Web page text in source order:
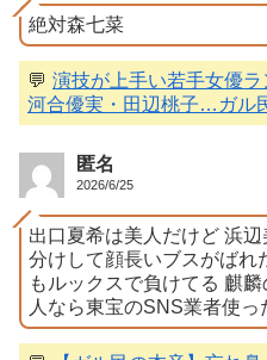
絶対森七菜
💬 演技が上手い若手女優ラ
河合優実・田辺桃子…ガル
匿名
2026/6/25
出口夏希は美人だけど 浜
分けして顔長いブスがばれ
もルックスで負けてる 麒
人なら東宝のSNS業者使っ